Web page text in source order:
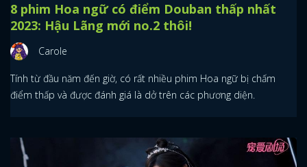
8 phim Hoa ngữ có điểm Douban thấp nhất
2023: Hậu Lãng mới no.2 thôi!
Carole
Tính từ đầu năm đến giờ, có rất nhiều phim Hoa ngữ bị chấm
điểm thấp và được đánh giá là dở trên các phương diện.